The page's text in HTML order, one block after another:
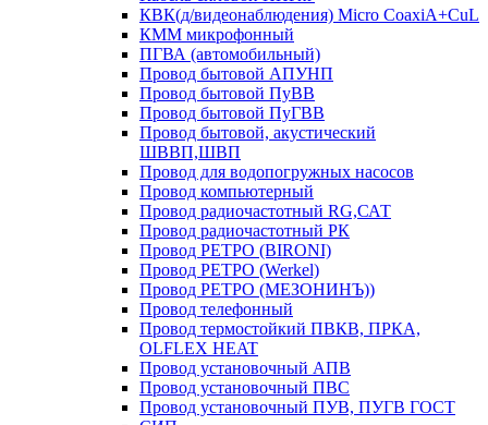
КВК(д/видеонаблюдения) Micro CoaxiA+CuL
КММ микрофонный
ПГВА (автомобильный)
Провод бытовой АПУНП
Провод бытовой ПуВВ
Провод бытовой ПуГВВ
Провод бытовой, акустический
ШВВП,ШВП
Провод для водопогружных насосов
Провод компьютерный
Провод радиочастотный RG,САТ
Провод радиочастотный РК
Провод РЕТРО (BIRONI)
Провод РЕТРО (Werkel)
Провод РЕТРО (МЕЗОНИНЪ))
Провод телефонный
Провод термостойкий ПВКВ, ПРКА,
OLFLEX HEAT
Провод установочный АПВ
Провод установочный ПВС
Провод установочный ПУВ, ПУГВ ГОСТ